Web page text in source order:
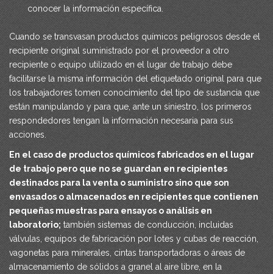
conocer la información específica.
Cuando se transvasan productos químicos peligrosos desde el
recipiente original suministrado por el proveedor a otro
recipiente o equipo utilizado en el lugar de trabajo debe
facilitarse la misma información del etiquetado original para que
los trabajadores tomen conocimiento del tipo de sustancia que
están manipulando y para que, ante un siniestro, los primeros
respondedores tengan la información necesaria para sus
acciones.
En el caso de productos químicos fabricados en el lugar
de trabajo pero que no se guardan en recipientes
destinados para la venta o suministro sino que son
envasados o almacenados en recipientes que contienen
pequeñas muestras para ensayos o análisis en
laboratorio;también sistemas de conducción, incluidas
válvulas, equipos de fabricación por lotes y cubas de reacción,
vagonetas para minerales, cintas transportadoras o áreas de
almacenamiento de sólidos a granel al aire libre, en la